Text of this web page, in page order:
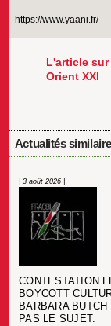
https://www.yaani.fr/
L'article
Orient XXI
Actualités
| 3 août 2026 |
CONTESTATION
BOYCOTT
BARBARA BUTCH
PAS LE SUJET.